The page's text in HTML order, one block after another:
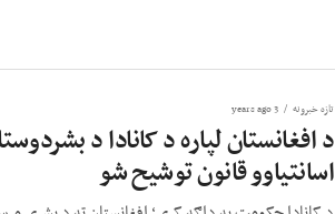
تازه خبرونه 3 years ago
د افغانستان لپاره د کانادا د
اسانتیاوو قانون توشیح شو